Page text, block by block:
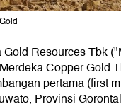
Gold Resources Tbk
Copper Gold
pertama (first
Provinsi